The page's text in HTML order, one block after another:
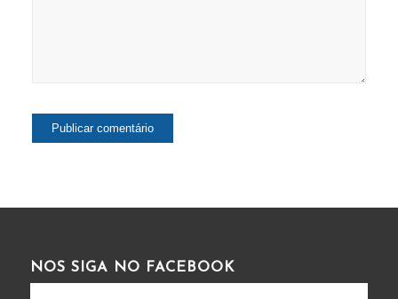
NOS SIGA NO FACEBOOK